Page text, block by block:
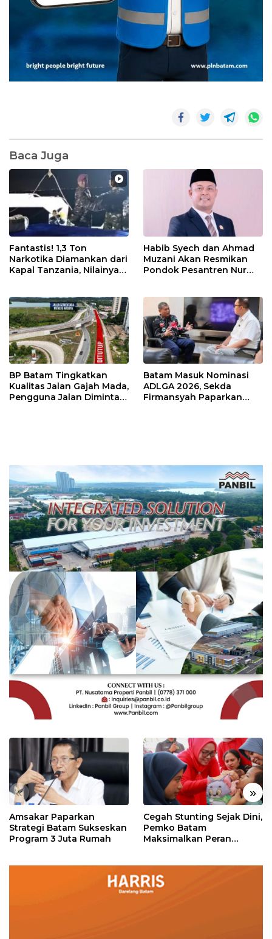
Baca Juga
Fantastis! 1,3 Ton
Narkotika Diamankan dari
Kapal Tanzania, Nilainya
Habib Syech dan Ahmad
Muzani Akan Resmikan
Pondok Pesantren Nur
BP Batam Tingkatkan
Kualitas Jalan Gajah Mada,
Pengguna Jalan Diminta
Batam Masuk Nominasi
ADLGA 2026, Sekda
Firmansyah Paparkan
« »
Amsakar Paparkan
Strategi Batam Sukseskan
Program 3 Juta Rumah
Cegah Stunting Sejak Dini,
Pemko Batam
Maksimalkan Peran